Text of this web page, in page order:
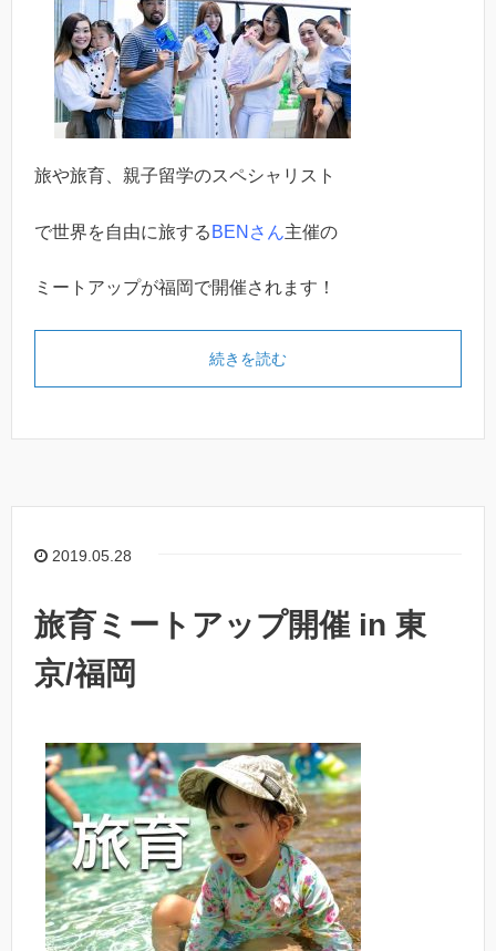
旅や旅育、親子留学のスペシャリスト
で世界を自由に旅する BENさん主催の
ミートアップが福岡で開催されます！
続きを読む
2019.05.28
旅育ミートアップ開催 in 東
京/福岡